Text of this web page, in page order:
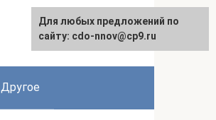
Другое
Для любых предложений по
сайту: cdo-nnov@cp9.ru